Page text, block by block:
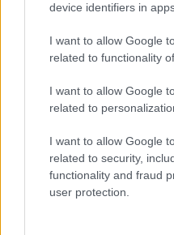
device identifiers in
I want to allow Google
related to functionality
I want to allow Google
related to
I want to allow Google
related to security,
functionality and fraud
user protection.
sotto inchiesta a ciclo
qualsiasi cosa: se
taser, se alzano una
diamoli a Ilaria
se li porta ad occupare
gaypride in Ungheria. A
Il Barista, 21 agosto 2025